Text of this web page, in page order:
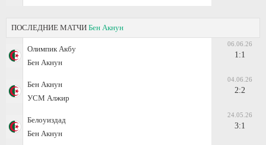
ПОСЛЕДНИЕ МАТЧИ Бен Акнун
Олимпик Акбу
Бен Акнун
06.06.26
1:1
Бен Акнун
УСМ Алжир
04.06.26
2:2
Белоуиздад
Бен Акнун
24.05.26
3:1